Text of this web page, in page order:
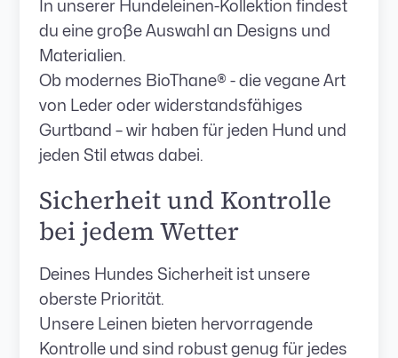
In unserer Hundeleinen-Kollektion findest
du eine große Auswahl an Designs und
Materialien.
Ob modernes BioThane® - die vegane Art
von Leder oder widerstandsfähiges
Gurtband – wir haben für jeden Hund und
jeden Stil etwas dabei.
Sicherheit und Kontrolle
bei jedem Wetter
Deines Hundes Sicherheit ist unsere
oberste Priorität.
Unsere Leinen bieten hervorragende
Kontrolle und sind robust genug für jedes